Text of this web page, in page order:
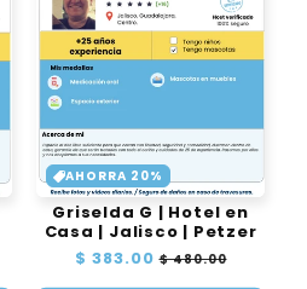
AHORRA 20%
Griselda G | Hotel en
Casa | Jalisco | Petzer
Precio
$ 383.00 Precio
$ 480.00